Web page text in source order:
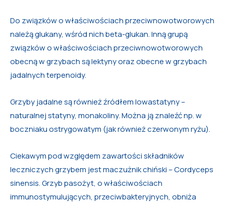
Do związków o właściwościach przeciwnowotworowych
należą glukany, wśród nich beta-glukan. Inną grupą
związków o właściwościach przeciwnowotworowych
obecną w grzybach są lektyny oraz obecne w grzybach
jadalnych terpenoidy.
Grzyby jadalne są również źródłem lowastatyny –
naturalnej statyny, monakoliny. Można ją znaleźć np. w
boczniaku ostrygowatym (jak również czerwonym ryżu).
Ciekawym pod względem zawartości składników
leczniczych grzybem jest maczużnik chiński – Cordyceps
sinensis. Grzyb pasożyt, o właściwościach
immunostymulujących, przeciwbakteryjnych, obniża